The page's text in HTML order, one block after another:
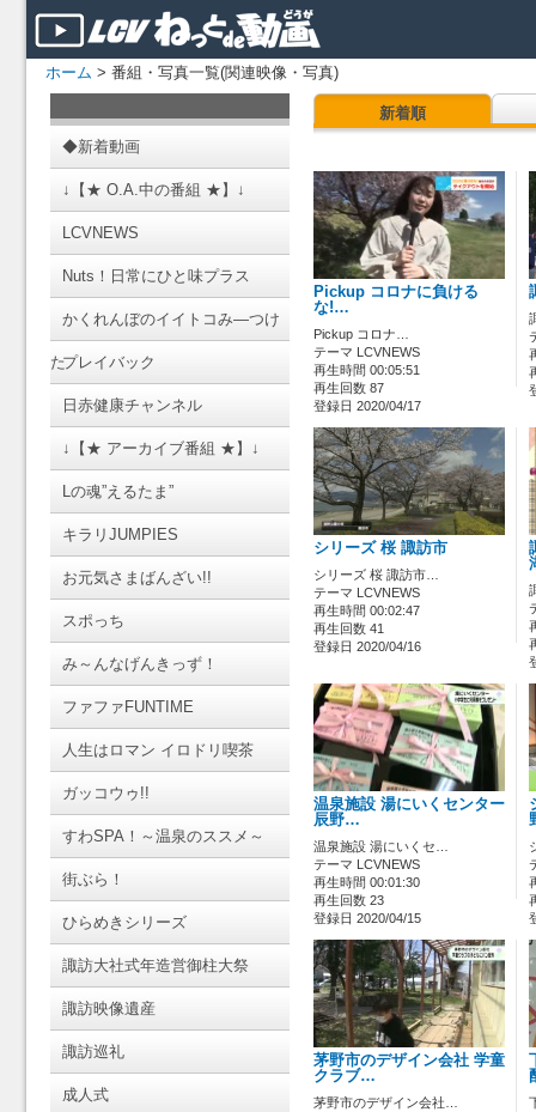
ホーム > 番組・写真一覧(関連映像・写真)
◆新着動画
↓【★ O.A.中の番組 ★】↓
LCVNEWS
Nuts！日常にひと味プラス
かくれんぼのイイトコみ―つけ
たプレイバック
日赤健康チャンネル
↓【★ アーカイブ番組 ★】↓
Lの魂”えるたま”
キラリJUMPIES
お元気さまばんざい!!
スポっち
み～んなげんきっず！
ファファFUNTIME
人生はロマン イロドリ喫茶
ガッコウゥ!!
すわSPA！～温泉のススメ～
街ぶら！
ひらめきシリーズ
諏訪大社式年造営御柱大祭
諏訪映像遺産
諏訪巡礼
成人式
新着順
Pickup コロナに負ける
な!…
Pickup コロナ…
テーマ LCVNEWS
再生時間 00:05:51
再生回数 87
登録日 2020/04/17
シリーズ 桜 諏訪市
シリーズ 桜 諏訪市…
テーマ LCVNEWS
再生時間 00:02:47
再生回数 41
登録日 2020/04/16
温泉施設 湯にいくセンター
辰野…
温泉施設 湯にいくセ…
テーマ LCVNEWS
再生時間 00:01:30
再生回数 23
登録日 2020/04/15
茅野市のデザイン会社 学童
クラブ…
茅野市のデザイン会社…